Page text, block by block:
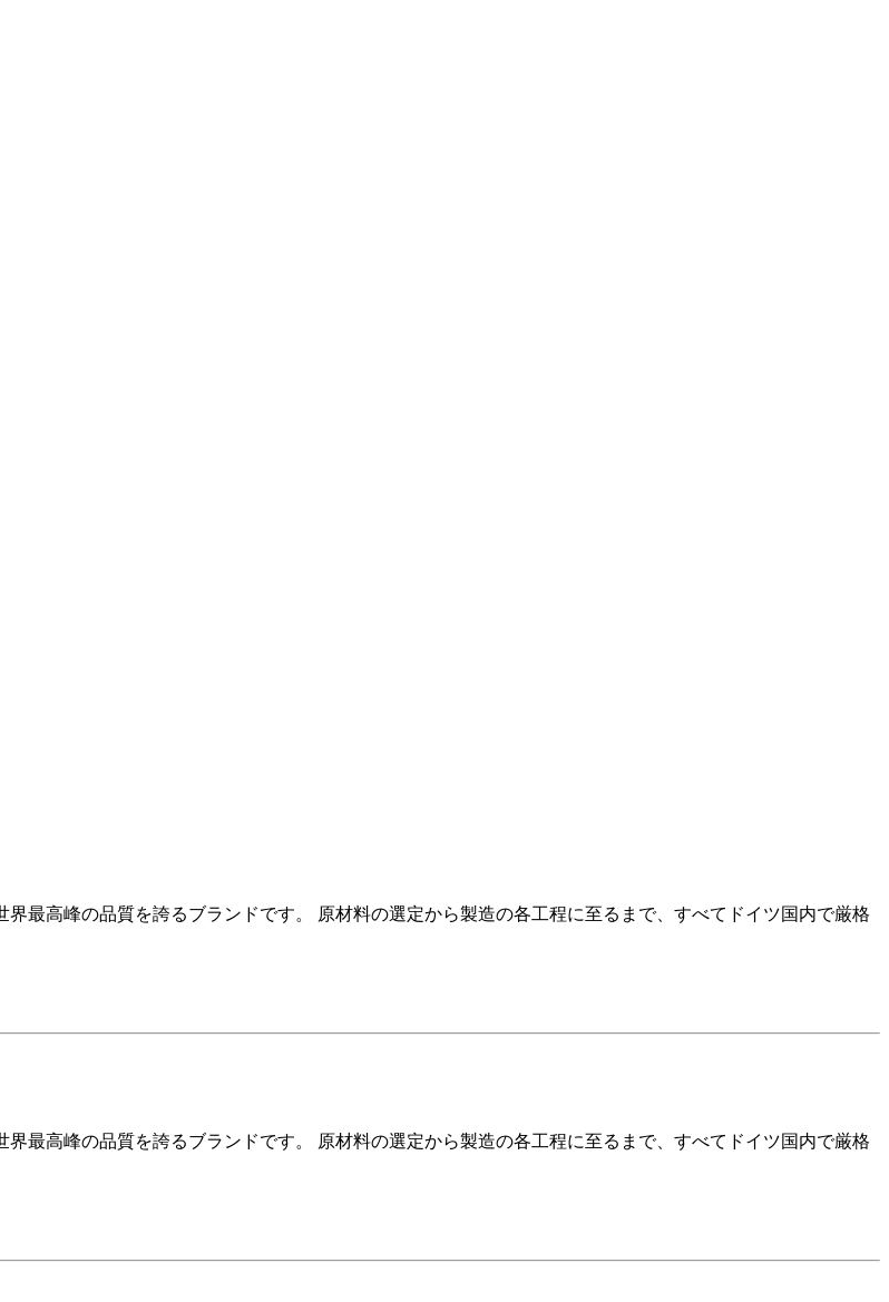
最高峰の品質を誇るブランドです。 原材料の選定から製造の各工程に至るまで、すべてドイツ国内で厳格
最高峰の品質を誇るブランドです。 原材料の選定から製造の各工程に至るまで、すべてドイツ国内で厳格